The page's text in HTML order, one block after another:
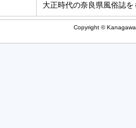
大正時代の奈良県風俗誌
Copyright © Kanagawa